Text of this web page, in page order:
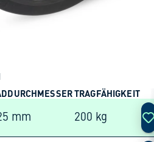
TRAGFÄHIGKEIT
mm 200 kg